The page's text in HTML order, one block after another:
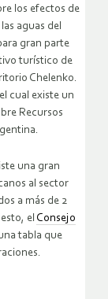
los efectos de
aguas del
gran parte
turístico de
Chelenko.
cual existe un
Recursos
una gran
al sector
a más de 2
el Consejo
tabla que